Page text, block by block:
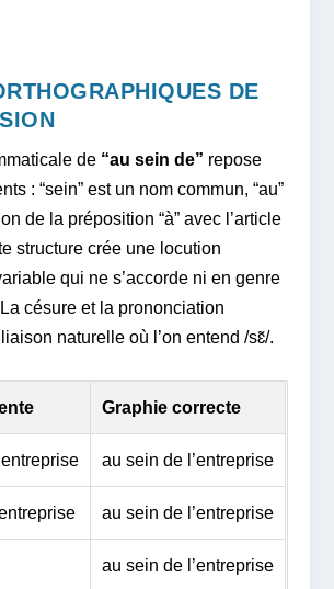
DE
de “au sein de” repose
: “sein” est un nom commun, “au”
de la préposition “à” avec l’article
structure crée une locution
qui ne s’accorde ni en genre
césure et la prononciation
naturelle où l’on entend /sɛ̃/.
Graphie correcte
au sein de l’entreprise
au sein de l’entreprise
au sein de l’entreprise